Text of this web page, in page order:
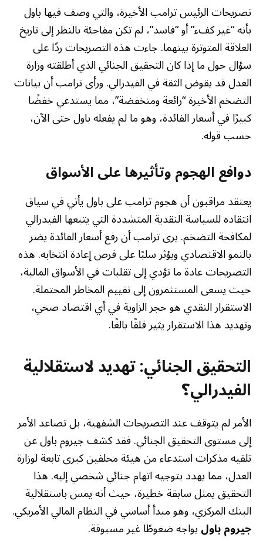
تصريحات الرئيس ترامب الأخيرة، والتي وصف فيها باول
بأنه “غير كفء” أو “فاسد”، لم تكن مفاجئة بالنظر إلى تاريخ
العلاقة المتوترة بينهما. جاءت هذه التصريحات ردًا على
سؤال حول ما إذا كان التحقيق الجنائي الذي أطلقته وزارة
العدل قد يقوض الثقة في الفيدرالي. ورأى ترامب أن بيانات
التضخم الأخيرة “رائعة ومنخفضة”، مما يستدعي خفضًا
كبيرًا في أسعار الفائدة، وهو ما لم يفعله باول حتى الآن،
حسب قوله.
دوافع الهجوم وتأثيرها على الأسواق
يعتقد مراقبون أن هجوم ترامب على باول يأتي في سياق
انتقاده للسياسة النقدية المتشددة التي يتبعها الفيدرالي
لمكافحة التضخم. يرى ترامب أن رفع أسعار الفائدة يضر
بالنمو الاقتصادي ويؤثر سلبًا على فرص إعادة انتخابه. هذه
التصريحات عادة ما تؤدي إلى تقلبات في الأسواق المالية،
حيث يسعى المستثمرون إلى تقييم المخاطر المحتملة.
الاستقرار النقدي هو حجر الزاوية في أي اقتصاد صحي،
وتهديد هذا الاستقرار يثير قلقًا بالغًا.
التحقيق الجنائي: تهديد لاستقلالية
الفيدرالي؟
الأمر لم يتوقف عند التصريحات الشفهية، بل تصاعد الأمر
إلى مستوى التحقيق الجنائي. فقد كشف جيروم باول عن
تلقيه مذكرات استدعاء من هيئة محلفين كبرى تابعة لوزارة
العدل، مما يهدد بتوجيه اتهام جنائي شخصي إليه. هذا
التحقيق يمثل سابقة خطيرة، حيث أنه يمس باستقلالية
البنك المركزي، وهو مبدأ أساسي في النظام المالي الأمريكي.
جيروم باوليواجه ضغوطًا غير مسبوقة.